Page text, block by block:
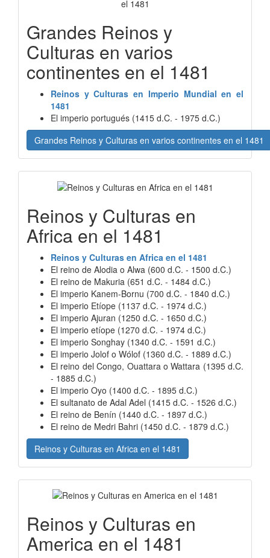
Grandes Reinos y
Culturas en varios
continentes en el 1481
Reinos y Culturas en Imperio Mundial en el
1481
El imperio portugués (1415 d.C. - 1975 d.C.)
Grandes Reinos y Culturas en varios continentes en el 1481
Reinos y Culturas en
Africa en el 1481
Reinos y Culturas en Africa en el 1481
El reino de Alodia o Alwa (600 d.C. - 1500 d.C.)
El reino de Makuria (651 d.C. - 1484 d.C.)
El imperio Kanem-Bornu (700 d.C. - 1840 d.C.)
El imperio Etíope (1137 d.C. - 1974 d.C.)
El imperio Ajuran (1250 d.C. - 1650 d.C.)
El imperio etíope (1270 d.C. - 1974 d.C.)
El imperio Songhay (1340 d.C. - 1591 d.C.)
El imperio Jolof o Wólof (1360 d.C. - 1889 d.C.)
El reino del Congo, Ouattara o Wattara (1395 d.C.
- 1885 d.C.)
El imperio Oyo (1400 d.C. - 1895 d.C.)
El sultanato de Adal Adel (1415 d.C. - 1526 d.C.)
El reino de Benín (1440 d.C. - 1897 d.C.)
El reino de Medri Bahri (1450 d.C. - 1879 d.C.)
Reinos y Culturas en Africa en el 1481
Reinos y Culturas en
America en el 1481